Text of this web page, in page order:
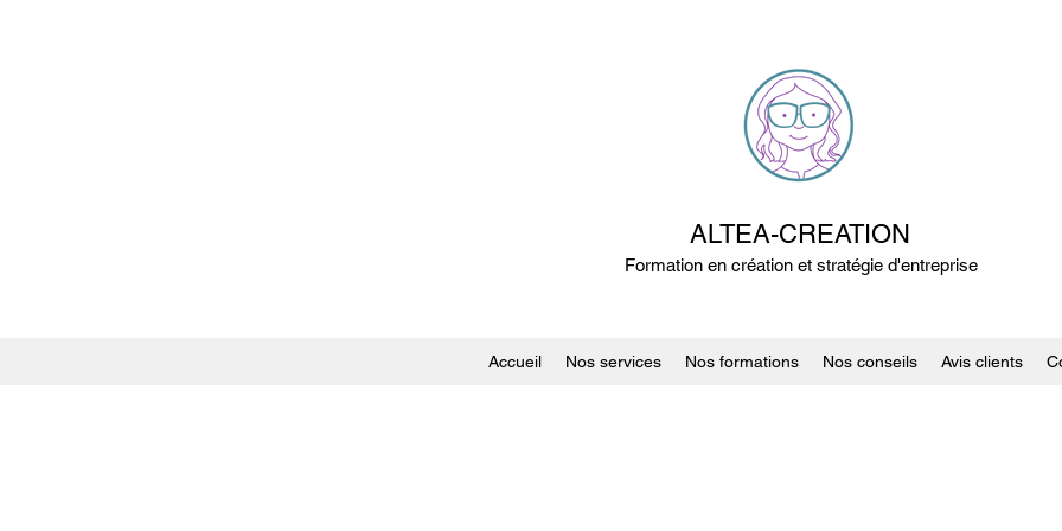
ALTEA-CREATION
Formation en création et stratégie d'entreprise
Accueil Nos services Nos formations Nos conseils Avis clients